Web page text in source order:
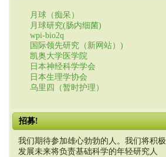
月球（痴呆）
月球研究(肠内细菌)
wpi-bio2q
国际领先研究（新网站）)
凯奥大学医学院
日本神经科学学会
日本生理学协会
乌里四（暂时护理）
招募!
我们期待参加雄心勃勃的人。我们将积极
发展未来将负责基础科学的年轻研究人